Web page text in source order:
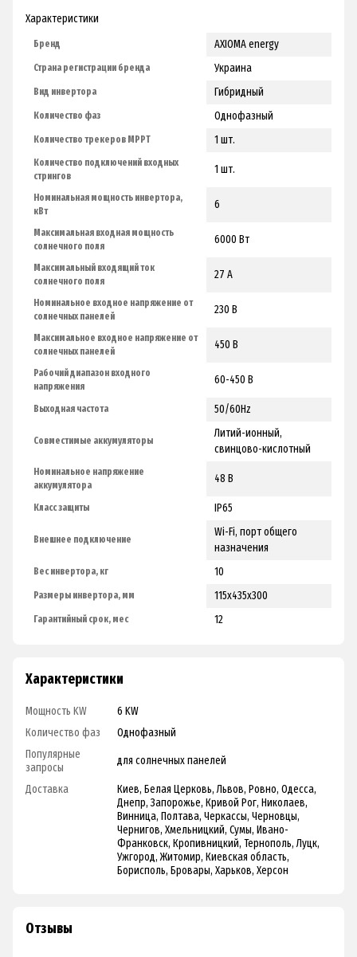
Характеристики
Бренд AXIOMA energy
Страна регистрации бренда Украина
Вид инвертора Гибридный
Количество фаз Однофазный
Количество трекеров МРРТ 1 шт.
Количество подключений входных
стрингов
1 шт.
Номинальная мощность инвертора,
кВт
6
Максимальная входная мощность
солнечного поля
6000 Вт
Максимальный входящий ток
солнечного поля
27 А
Номинальное входное напряжение от
солнечных панелей
230 В
Максимальное входное напряжение от
солнечных панелей
450 В
Рабочий диапазон входного
напряжения
60-450 В
Выходная частота 50/60Hz
Совместимые аккумуляторы
Литий-ионный,
свинцово-кислотный
Номинальное напряжение
аккумулятора
48 В
Класс защиты ІР65
Внешнее подключение
Wi-Fi, порт общего
назначения
Вес инвертора, кг 10
Размеры инвертора, мм 115х435х300
Гарантийный срок, мес 12
Характеристики
Мощность KW
6 KW
Количество фаз
Однофазный
Популярные
запросы
для солнечных панелей
Доставка
Киев, Белая Церковь, Львов, Ровно, Одесса,
Днепр, Запорожье, Кривой Рог, Николаев,
Винница, Полтава, Черкассы, Черновцы,
Чернигов, Хмельницкий, Сумы, Ивано-
Франковск, Кропивницкий, Тернополь, Луцк,
Ужгород, Житомир, Киевская область,
Борисполь, Бровары, Харьков, Херсон
Отзывы